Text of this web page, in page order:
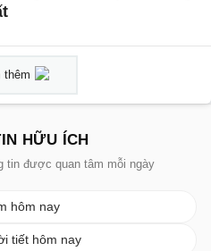
thêm
HỮU ÍCH
tin được quan tâm mỗi ngày
hôm nay
tiết hôm nay